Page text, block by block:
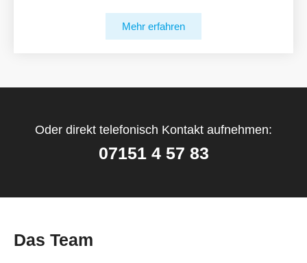
Mehr erfahren
Oder direkt telefonisch Kontakt aufnehmen:
07151 4 57 83
Das Team